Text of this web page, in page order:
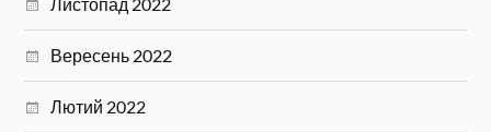
Вересень 2022
Лютий 2022